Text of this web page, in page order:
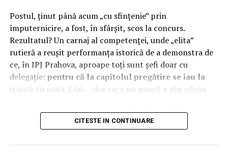
Postul, ținut până acum „cu sfințenie” prin
împuternicire, a fost, în sfârșit, scos la concurs.
Rezultatul? Un carnaj al competenței, unde „elita”
rutieră a reușit performanța istorică de a demonstra de
ce, în IPJ Prahova, aproape toți sunt șefi doar cu
delegație: pentru că la capitolul pregătire se iau la
trântă cu nota 2,66… din care un punct e din oficiu.
CONCURS CU 2,66: CÂND ȘEFUL
„ÎMPUTERNICIT” SE ÎMPUȘCĂ
SINGUR ÎN PICIOARE
CITESTE IN CONTINUARE